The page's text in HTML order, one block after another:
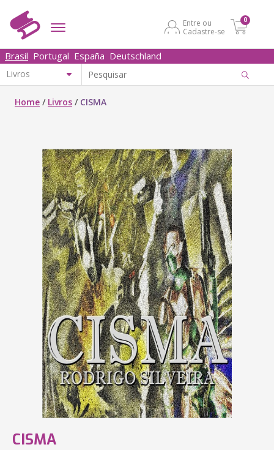
Entre ou
Cadastre-se
0
Brasil Portugal España Deutschland
Home / Livros / CISMA
CISMA